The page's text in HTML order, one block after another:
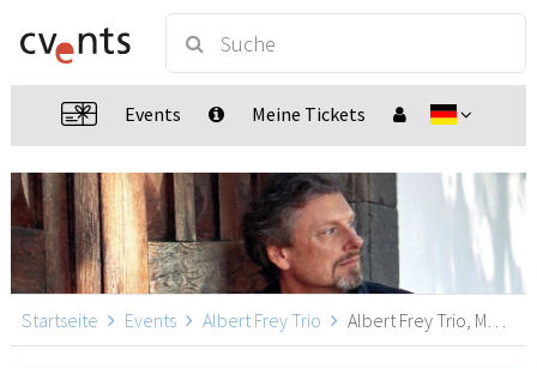
Events Meine Tickets
Startseite Events Albert Frey Trio Albert Frey Trio, Möglingen